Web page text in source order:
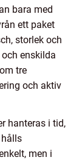
bara med
ett paket
storlek och
enskilda
tre
och aktiv
hanteras i tid,
men i